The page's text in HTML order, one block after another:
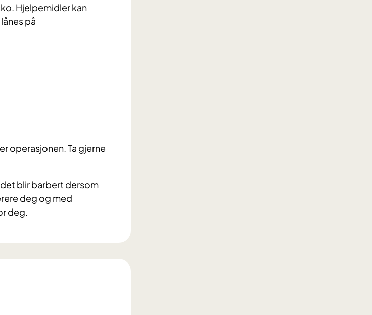
Hjelpemidler kan
på
operasjonen. Ta gjerne
blir barbert dersom
deg og med
deg.